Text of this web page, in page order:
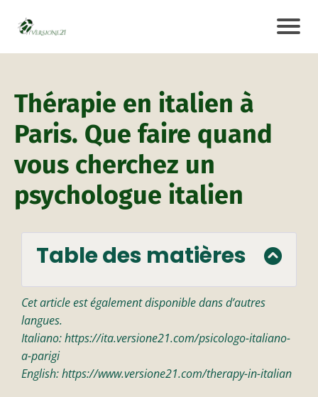
Thérapie en italien à
Paris. Que faire quand
vous cherchez un
psychologue italien
Table des matières
Cet article est également disponible dans d’autres
langues.
Italiano:https://ita.versione21.com/psicologo-italiano-
a-parigi
English:https://www.versione21.com/therapy-in-italian